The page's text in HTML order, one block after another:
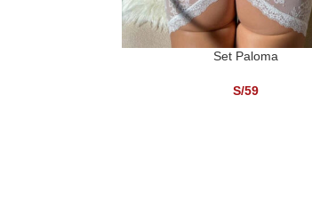
SELECCIONAR OPCIONES
Set Paloma
S/59